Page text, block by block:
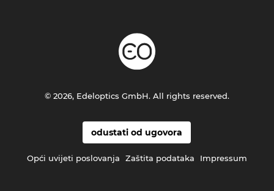
odustati od ugovora
Opći uvijeti poslovanja Zaštita podataka Impressum
© 2026, Edeloptics GmbH. All rights reserved.